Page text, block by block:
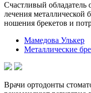
Счастливый обладатель
лечения металлической
ношения брекетов и
Мамедова Улькер
Металлические
Врачи ортодонты